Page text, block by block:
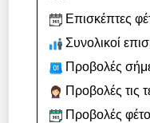
Επισκέπτες
Συνολικοί
Προβολές
Προβολές τις
Προβολές